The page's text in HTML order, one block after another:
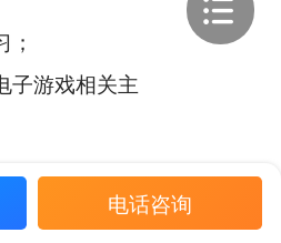
子游戏相关主
电话咨询